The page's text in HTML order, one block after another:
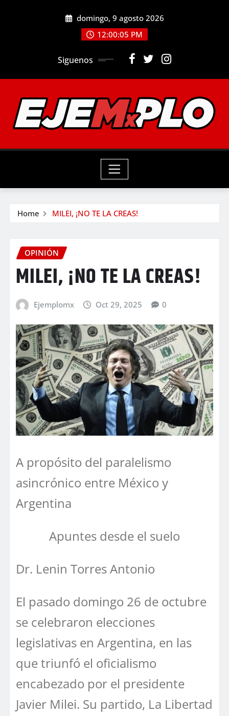
domingo, 9 agosto 2026
12:00:06 PM
Siguenos
Home MILEI, ¡NO TE LA CREAS!
OPINIÓN
MILEI, ¡NO TE LA CREAS!
Ejemplomx Oct 29, 2025 0
A propósito del paralelismo
asincrónico entre México y
Argentina
Apuntes desde el suelo
Dr. Lenin Torres Antonio
El pasado domingo 26 de octubre
se celebraron elecciones
legislativas en Argentina, en las
que triunfó el oficialismo
encabezado por el presidente
Javier Milei. Su partido, La Libertad